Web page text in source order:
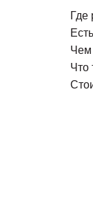
Где
Чем
Что